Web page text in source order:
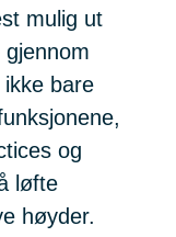
mulig ut
gjennom
bare
og
løfte
høyder.